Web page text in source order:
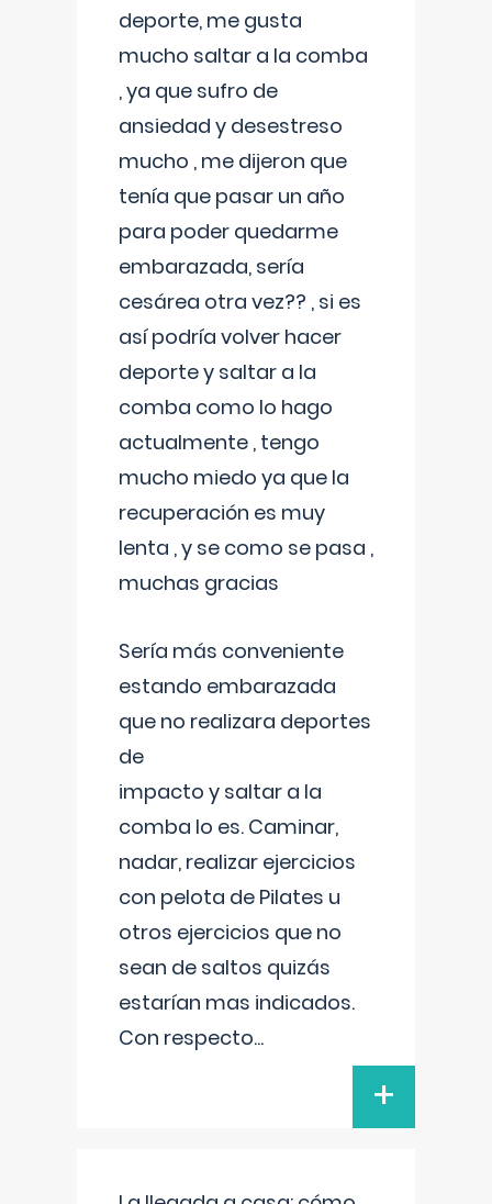
deporte, me gusta
mucho saltar a la comba
, ya que sufro de
ansiedad y desestreso
mucho , me dijeron que
tenía que pasar un año
para poder quedarme
embarazada, sería
cesárea otra vez?? , si es
así podría volver hacer
deporte y saltar a la
comba como lo hago
actualmente , tengo
mucho miedo ya que la
recuperación es muy
lenta , y se como se pasa ,
muchas gracias
Sería más conveniente
estando embarazada
que no realizara deportes
de
impacto y saltar a la
comba lo es. Caminar,
nadar, realizar ejercicios
con pelota de Pilates u
otros ejercicios que no
sean de saltos quizás
estarían mas indicados.
Con respecto...
+